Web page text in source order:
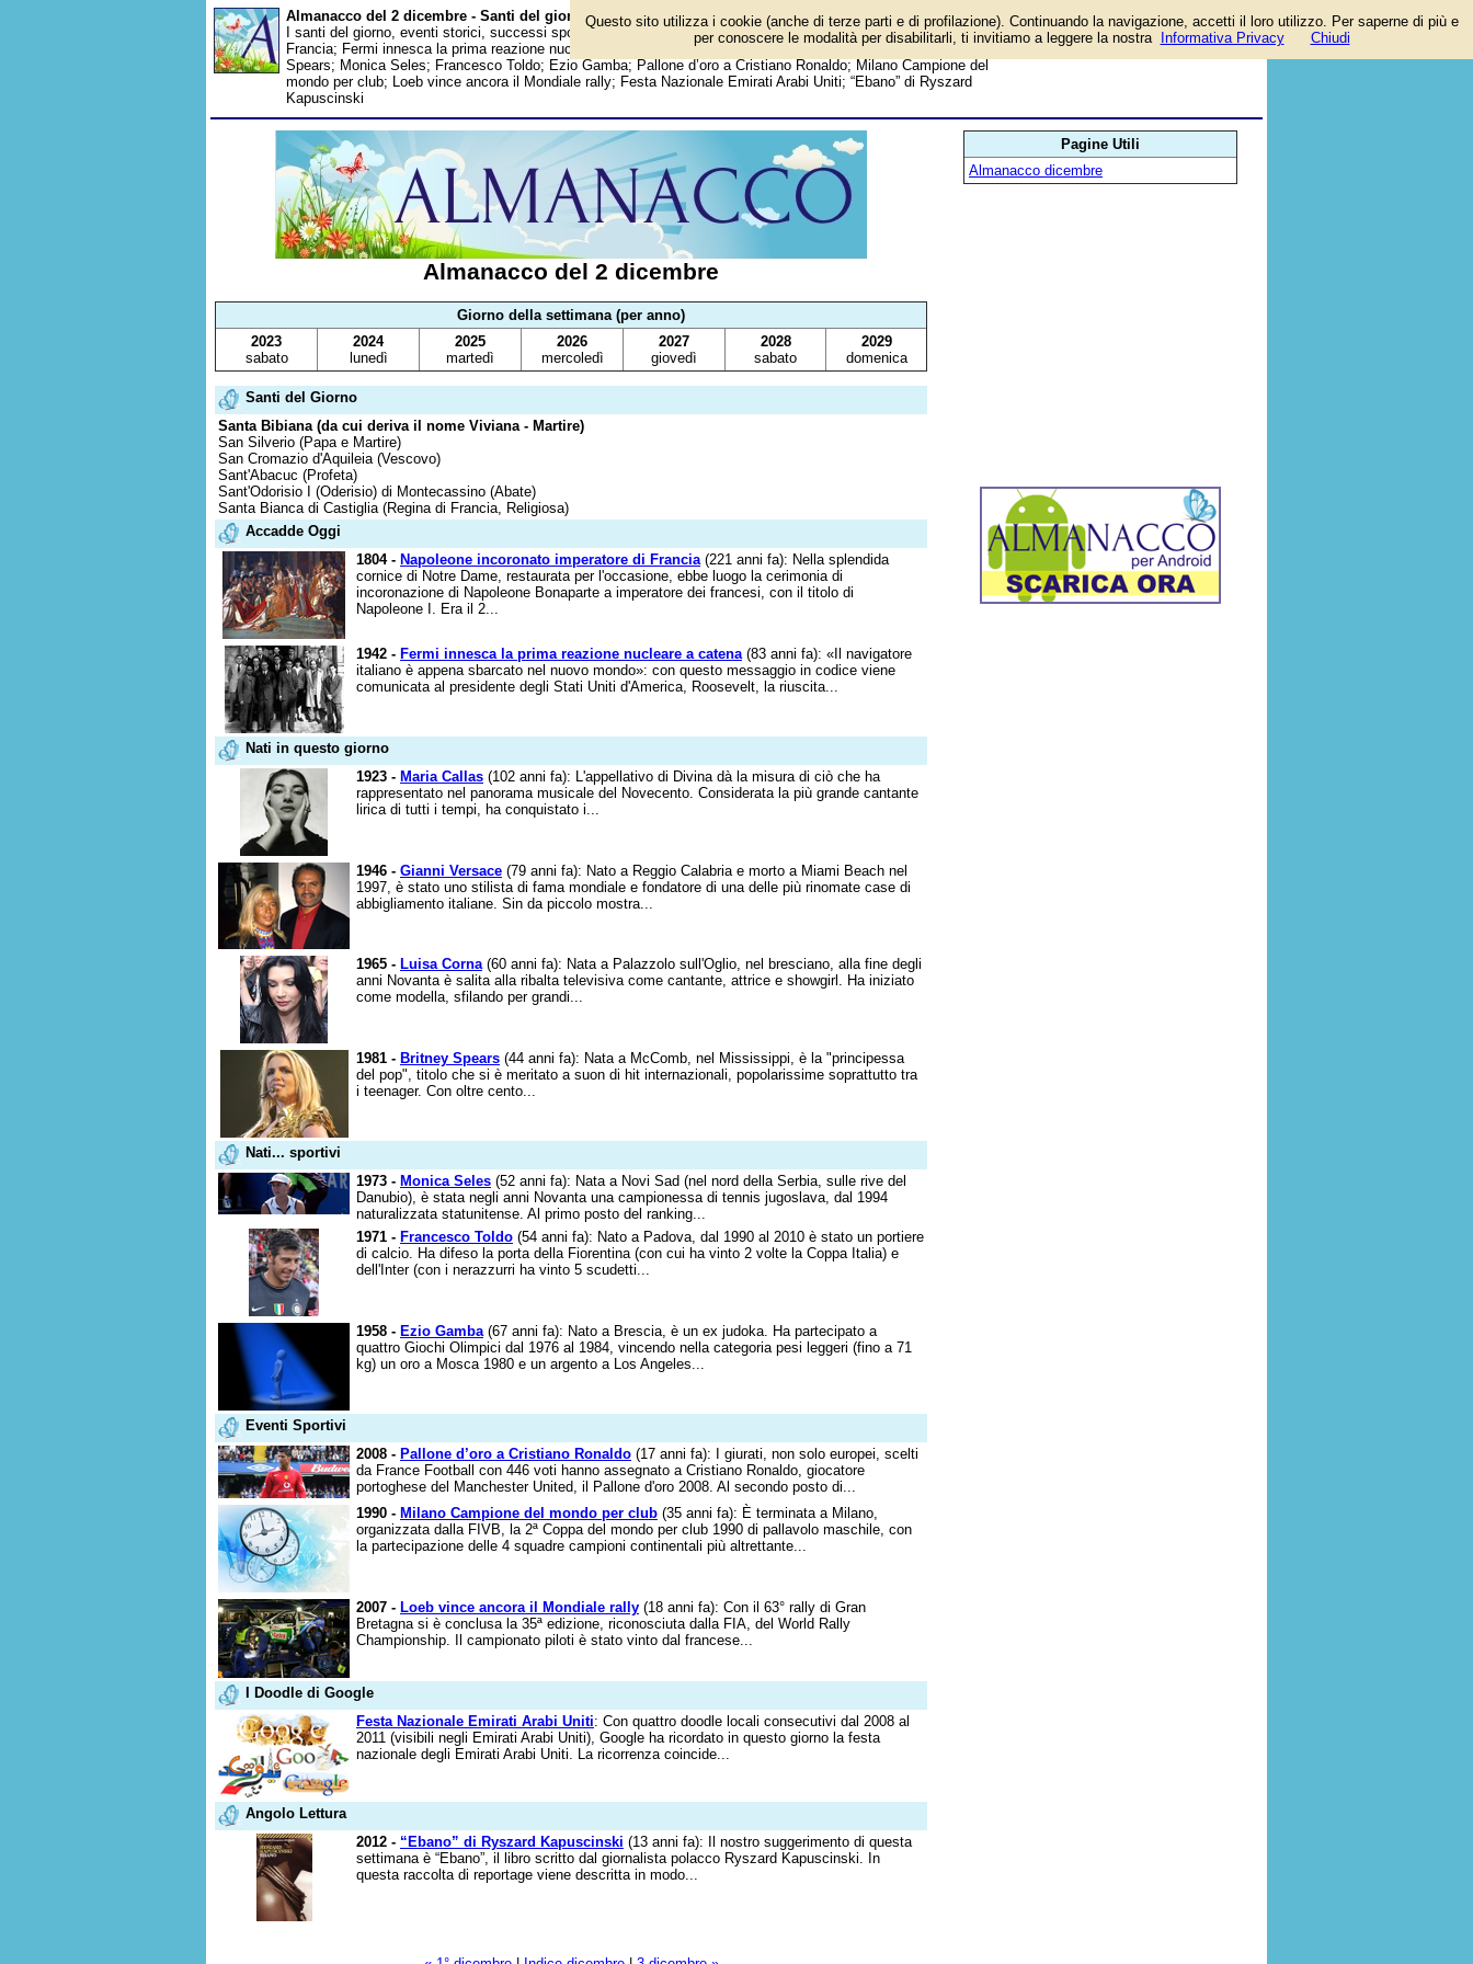
Almanacco del 2 dicembre - Santi del giorno
I santi del giorno, eventi storici, successi sportivi, anniversari e curiosità: Napoleone incoronato imperatore di
Francia; Fermi innesca la prima reazione nucleare a catena; Maria Callas; Gianni Versace; Luisa Corna; Britney
Spears; Monica Seles; Francesco Toldo; Ezio Gamba; Pallone d’oro a Cristiano Ronaldo; Milano Campione del
mondo per club; Loeb vince ancora il Mondiale rally; Festa Nazionale Emirati Arabi Uniti; “Ebano” di Ryszard
Kapuscinski
Almanacco del 2 dicembre
Giorno della settimana (per anno)
2023
sabato
2024
lunedì
2025
martedì
2026
mercoledì
2027
giovedì
2028
sabato
2029
domenica
Santi del Giorno
Santa Bibiana (da cui deriva il nome Viviana - Martire)
San Silverio (Papa e Martire)
San Cromazio d'Aquileia (Vescovo)
Sant'Abacuc (Profeta)
Sant'Odorisio I (Oderisio) di Montecassino (Abate)
Santa Bianca di Castiglia (Regina di Francia, Religiosa)
Accadde Oggi
1804 - Napoleone incoronato imperatore di Francia(221 anni fa): Nella splendida
cornice di Notre Dame, restaurata per l'occasione, ebbe luogo la cerimonia di
incoronazione di Napoleone Bonaparte a imperatore dei francesi, con il titolo di
Napoleone I. Era il 2...
1942 - Fermi innesca la prima reazione nucleare a catena(83 anni fa): «Il navigatore
italiano è appena sbarcato nel nuovo mondo»: con questo messaggio in codice viene
comunicata al presidente degli Stati Uniti d'America, Roosevelt, la riuscita...
Nati in questo giorno
1923 - Maria Callas (102 anni fa): L'appellativo di Divina dà la misura di ciò che ha
rappresentato nel panorama musicale del Novecento. Considerata la più grande cantante
lirica di tutti i tempi, ha conquistato i...
1946 - Gianni Versace (79 anni fa): Nato a Reggio Calabria e morto a Miami Beach nel
1997, è stato uno stilista di fama mondiale e fondatore di una delle più rinomate case di
abbigliamento italiane. Sin da piccolo mostra...
1965 - Luisa Corna(60 anni fa): Nata a Palazzolo sull'Oglio, nel bresciano, alla fine degli
anni Novanta è salita alla ribalta televisiva come cantante, attrice e showgirl. Ha iniziato
come modella, sfilando per grandi...
1981 - Britney Spears (44 anni fa): Nata a McComb, nel Mississippi, è la "principessa
del pop", titolo che si è meritato a suon di hit internazionali, popolarissime soprattutto tra
i teenager. Con oltre cento...
Nati... sportivi
1973 - Monica Seles (52 anni fa): Nata a Novi Sad (nel nord della Serbia, sulle rive del
Danubio), è stata negli anni Novanta una campionessa di tennis jugoslava, dal 1994
naturalizzata statunitense. Al primo posto del ranking...
1971 - Francesco Toldo (54 anni fa): Nato a Padova, dal 1990 al 2010 è stato un portiere
di calcio. Ha difeso la porta della Fiorentina (con cui ha vinto 2 volte la Coppa Italia) e
dell'Inter (con i nerazzurri ha vinto 5 scudetti...
1958 - Ezio Gamba(67 anni fa): Nato a Brescia, è un ex judoka. Ha partecipato a
quattro Giochi Olimpici dal 1976 al 1984, vincendo nella categoria pesi leggeri (fino a 71
kg) un oro a Mosca 1980 e un argento a Los Angeles...
Eventi Sportivi
2008 - Pallone d’oro a Cristiano Ronaldo (17 anni fa): I giurati, non solo europei, scelti
da France Football con 446 voti hanno assegnato a Cristiano Ronaldo, giocatore
portoghese del Manchester United, il Pallone d'oro 2008. Al secondo posto di...
1990 - Milano Campione del mondo per club (35 anni fa): È terminata a Milano,
organizzata dalla FIVB, la 2ª Coppa del mondo per club 1990 di pallavolo maschile, con
la partecipazione delle 4 squadre campioni continentali più altrettante...
2007 - Loeb vince ancora il Mondiale rally (18 anni fa): Con il 63° rally di Gran
Bretagna si è conclusa la 35ª edizione, riconosciuta dalla FIA, del World Rally
Championship. Il campionato piloti è stato vinto dal francese...
I Doodle di Google
Festa Nazionale Emirati Arabi Uniti: Con quattro doodle locali consecutivi dal 2008 al
2011 (visibili negli Emirati Arabi Uniti), Google ha ricordato in questo giorno la festa
nazionale degli Emirati Arabi Uniti. La ricorrenza coincide...
Angolo Lettura
2012 - “Ebano” di Ryszard Kapuscinski (13 anni fa): Il nostro suggerimento di questa
settimana è “Ebano”, il libro scritto dal giornalista polacco Ryszard Kapuscinski. In
questa raccolta di reportage viene descritta in modo...
Pagine Utili
Almanacco dicembre
Questo sito utilizza i cookie (anche di terze parti e di profilazione). Continuando la navigazione, accetti il loro utilizzo. Per saperne di più e
per conoscere le modalità per disabilitarli, ti invitiamo a leggere la nostra
Informativa Privacy Chiudi